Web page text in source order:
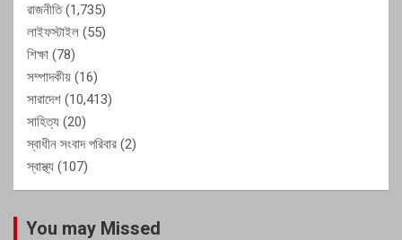
রাজনীতি(1,735)
লাইফস্টাইল (55)
শিক্ষা (78)
সম্পাদকীয় (16)
সারাদেশ (10,413)
সাহিত্য (20)
স্বাধীন সংবাদ পরিবার (2)
স্বাস্থ্য (107)
You may Missed